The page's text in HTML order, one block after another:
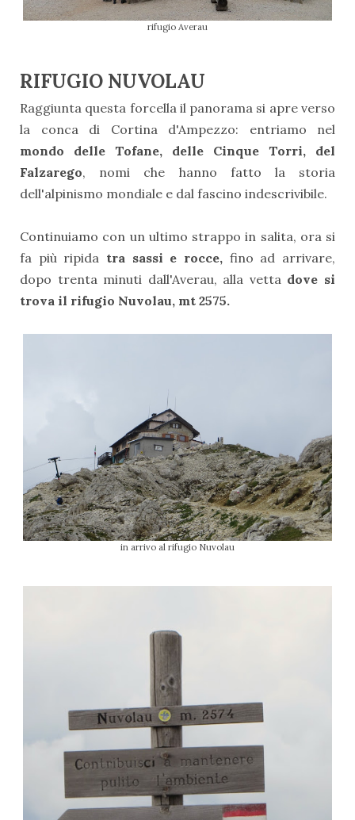
rifugio Averau
RIFUGIO NUVOLAU
Raggiunta questa forcella il panorama si apre verso
la conca di Cortina d'Ampezzo: entriamo nel
mondo delle Tofane, delle Cinque Torri, del
Falzarego, nomi che hanno fatto la storia
dell'alpinismo mondiale e dal fascino indescrivibile.
Continuiamo con un ultimo strappo in salita, ora si
fa più ripida tra sassi e rocce, fino ad arrivare,
dopo trenta minuti dall'Averau, alla vetta dove si
trova il rifugio Nuvolau, mt 2575.
in arrivo al rifugio Nuvolau